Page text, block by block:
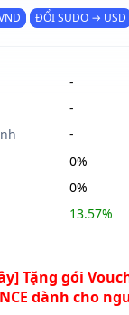
ĐỔI SUDO → USD
-
-
-
0%
0%
13.57%
Tặng gói
dành cho